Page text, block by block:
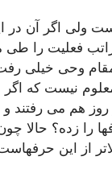
ولی اگر آن در
فعلیت را
وحی خیلی
معلوم نیست كه
هم می رفتند و
را زده؟ حالا
از این